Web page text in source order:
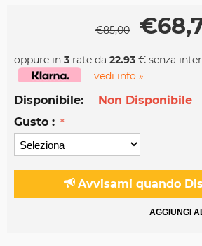
€85,00 €
oppure in 3 rate da 22.93 € senza
vedi info »
Disponibile:
Non Disponibile
Gusto :
Avvisami quando
AGGIUNGI